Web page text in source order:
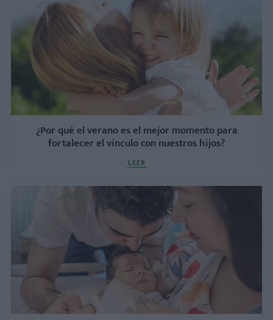
¿Por qué el verano es el mejor momento para
fortalecer el vínculo con nuestros hijos?
LEER